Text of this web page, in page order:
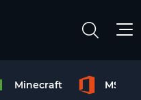
Minecraft MS